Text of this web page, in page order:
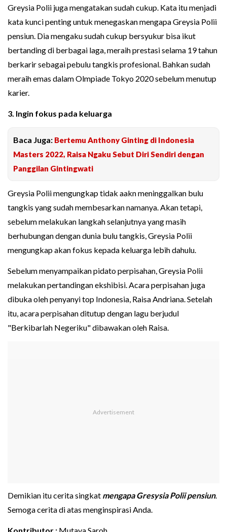
Greysia Polii juga mengatakan sudah cukup. Kata itu menjadi
kata kunci penting untuk menegaskan mengapa Greysia Polii
pensiun. Dia mengaku sudah cukup bersyukur bisa ikut
bertanding di berbagai laga, meraih prestasi selama 19 tahun
berkarir sebagai pebulu tangkis profesional. Bahkan sudah
meraih emas dalam Olmpiade Tokyo 2020 sebelum menutup
karier.
3. Ingin fokus pada keluarga
Baca Juga: Bertemu Anthony Ginting di Indonesia
Masters 2022, Raisa Ngaku Sebut Diri Sendiri dengan
Panggilan Gintingwati
Greysia Polii mengungkap tidak aakn meninggalkan bulu
tangkis yang sudah membesarkan namanya. Akan tetapi,
sebelum melakukan langkah selanjutnya yang masih
berhubungan dengan dunia bulu tangkis, Greysia Polii
mengungkap akan fokus kepada keluarga lebih dahulu.
Sebelum menyampaikan pidato perpisahan, Greysia Polii
melakukan pertandingan ekshibisi. Acara perpisahan juga
dibuka oleh penyanyi top Indonesia, Raisa Andriana. Setelah
itu, acara perpisahan ditutup dengan lagu berjudul
"Berkibarlah Negeriku" dibawakan oleh Raisa.
Demikian itu cerita singkat mengapa Gresysia Polii pensiun.
Semoga cerita di atas menginspirasi Anda.